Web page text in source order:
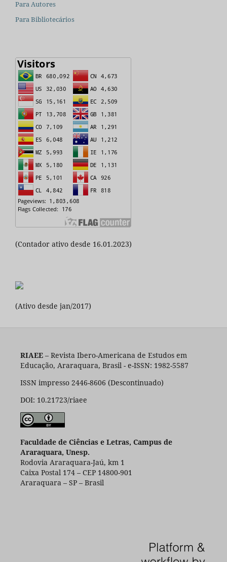
Para Autores
Para Bibliotecários
(Contador ativo desde 16.01.2023)
(Ativo desde jan/2017)
RIAEE– Revista Ibero-Americana de Estudos em
Educação, Araraquara, Brasil - e-ISSN: 1982-5587
ISSN impresso 2446-8606 (Descontinuado)
DOI: 10.21723/riaee
Faculdade de Ciências e Letras, Campus de
Araraquara, Unesp.
Rodovia Araraquara-Jaú, km 1
Caixa Postal 174 – CEP 14800-901
Araraquara – SP – Brasil